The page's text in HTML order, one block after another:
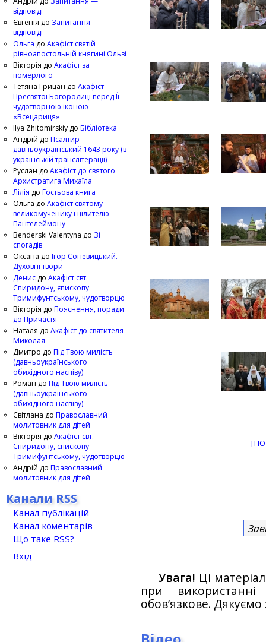
Увага! Ці
при
обов’язкове.
відповіді
Євгенія до Запитання —
відповіді
Ольга до Акафіст святій
рівноапостольній княгині Ользі
Вікторія до Акафіст за
померлого
Тетяна Грицан до Акафіст
Пресвятої Богородиці перед Її
чудотворною іконою
«Всецариця»
Ilya Zhitomirskiy до Бібліотека
Андрій до Псалтир
давньоукраїнський 1643 року (в
українській транслітерації)
Руслан до Акафіст до святого
Архистратига Михаїла
Лілія до Гостьова книга
Ольга до Акафіст святому
великомученику і цілителю
Пантелеймону
Benderski Valentyna до Зі
спогадів
Оксана до Ігор Соневицький.
Духовні твори
Денис до Акафіст свт.
Спиридону, єпископу
Тримифунтському, чудотворцю
Вікторія до Пояснення, поради
до Причастя
Наталя до Акафіст до святителя
Миколая
Дмитро до Під Твою милість
(давньоукраїнського
обихідного наспіву)
Роман до Під Твою милість
(давньоукраїнського
обихідного наспіву)
Світлана до Православний
молитовник для дітей
Вікторія до Акафіст свт.
Спиридону, єпископу
Тримифунтському, чудотворцю
Андрій до Православний
молитовник для дітей
Канали RSS
Канал публікацій
Канал коментарів
Що таке RSS?
Вхід